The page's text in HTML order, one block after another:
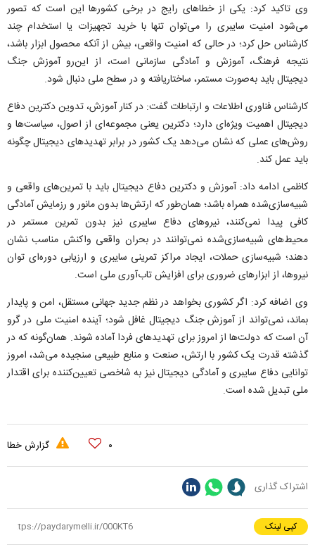
وی تاکید کرد: یکی از خطا‌های رایج در برخی کشور‌ها این است که تصور
می‌شود امنیت سایبری را می‌توان تنها با خرید تجهیزات یا استخدام چند
کارشناس حل کرد؛ در حالی که امنیت واقعی، بیش از آنکه محصول ابزار باشد،
نتیجه فرهنگ، آموزش و آمادگی سازمانی است، از این‌رو آموزش جنگ
دیجیتال باید به‌صورت مستمر، ساختاریافته و در سطح ملی دنبال شود.
کارشناس فناوری اطلاعات و ارتباطات گفت: در کنار آموزش، تدوین دکترین دفاع
دیجیتال اهمیت ویژه‌ای دارد؛ دکترین یعنی مجموعه‌ای از اصول، سیاست‌ها و
روش‌های عملی که نشان می‌دهد یک کشور در برابر تهدید‌های دیجیتال چگونه
باید عمل کند.
کاظمی ادامه داد: آموزش و دکترین دفاع دیجیتال باید با تمرین‌های واقعی و
شبیه‌سازی‌شده همراه باشد؛ همان‌طور که ارتش‌ها بدون مانور و رزمایش آمادگی
کافی پیدا نمی‌کنند، نیرو‌های دفاع سایبری نیز بدون تمرین مستمر در
محیط‌های شبیه‌سازی‌شده نمی‌توانند در بحران واقعی واکنش مناسب نشان
دهند؛ شبیه‌سازی حملات، ایجاد مراکز تمرینی سایبری و ارزیابی دوره‌ای توان
نیروها، از ابزار‌های ضروری برای افزایش تاب‌آوری ملی است.
وی اضافه کرد: اگر کشوری بخواهد در نظم جدید جهانی مستقل، امن و پایدار
بماند، نمی‌تواند از آموزش جنگ دیجیتال غافل شود؛ آینده امنیت ملی در گرو
آن است که دولت‌ها از امروز برای تهدید‌های فردا آماده شوند. همان‌گونه که در
گذشته قدرت یک کشور با ارتش، صنعت و منابع طبیعی سنجیده می‌شد، امروز
توانایی دفاع سایبری و آمادگی دیجیتال نیز به شاخصی تعیین‌کننده برای اقتدار
ملی تبدیل شده است.
۰ گزارش خطا
اشتراک گذاری
کپی لینک